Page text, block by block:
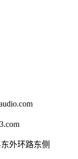
外环路东侧